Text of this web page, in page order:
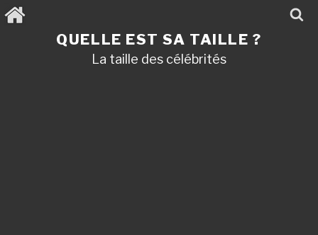
Aller
au
QUELLE EST SA TAILLE ?
La taille des célébrités